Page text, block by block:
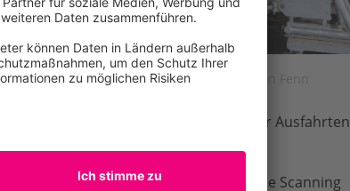
Gabriele und Crayton in Seattle © Crayton Fenn
perfekt auf die Anforderungen solcher Ausfahrten
des Sonar-Workshops waren das Side Scanning